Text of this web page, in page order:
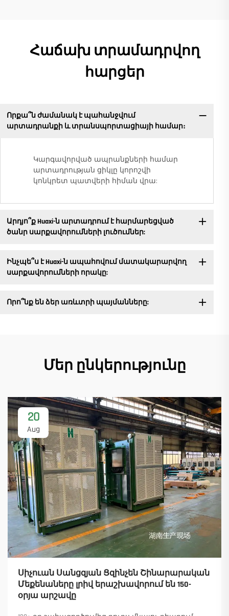
Հաճախ տրամադրվող
հարցեր
Որքա՞ն ժամանակ է պահանջվում
արտադրանքի և տրանսպորտացիայի համար։
Կարգավորված ապրանքների համար
արտադրության ցիկլը կորոշվի
կոնկրետ պատվերի հիման վրա:
Արդյո՞ք Huaxi-ն արտադրում է հարմարեցված
ծանր սարքավորումների լուծումներ:
Ինչպե՞ս է Huaxi-ն ապահովում մատակարարվող
սարքավորումների որակը:
Որո՞նք են ձեր առևտրի պայմանները:
Մեր ընկերությունը
20
Aug
Սիչուան Սանցզյան Ցզինչեն Շինարարական
Մեքենաները լրիվ երաշխավորում են 150-
օրյա արշավը